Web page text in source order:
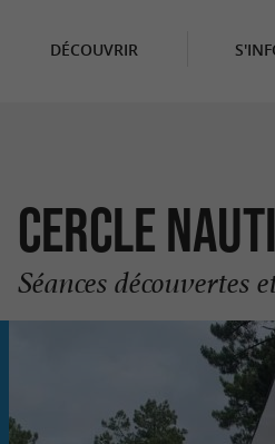
DÉCOUVRIR
Cercle
Séances